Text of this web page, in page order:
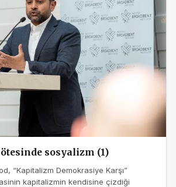
sosyalizm (1)
“Kapitalizm Demokrasiye Karşı”
kapitalizmin kendisine çizdiği